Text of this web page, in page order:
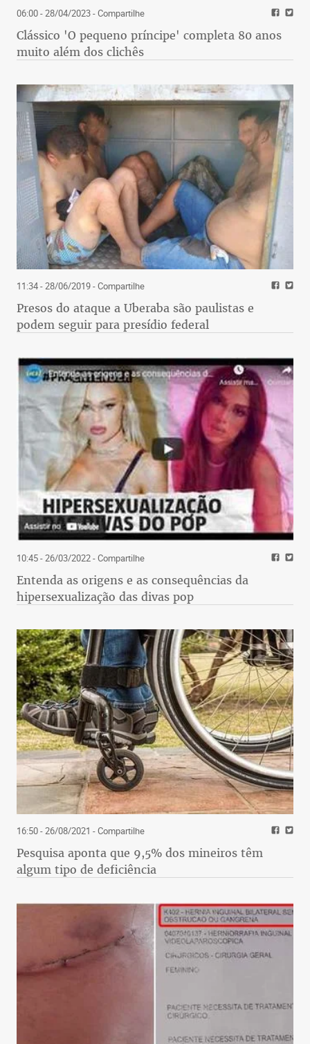
06:00 - 28/04/2023- Compartilhe
Clássico 'O pequeno príncipe' completa 80 anos
muito além dos clichês
11:34 - 28/06/2019- Compartilhe
Presos do ataque a Uberaba são paulistas e
podem seguir para presídio federal
10:45 - 26/03/2022- Compartilhe
Entenda as origens e as consequências da
hipersexualização das divas pop
16:50 - 26/08/2021 - Compartilhe
Pesquisa aponta que 9,5% dos mineiros têm
algum tipo de deficiência